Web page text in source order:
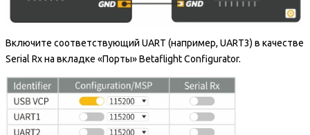
Включите соответствующий UART (например, UART3) в качестве
Serial Rx на вкладке «Порты» Betaflight Configurator.